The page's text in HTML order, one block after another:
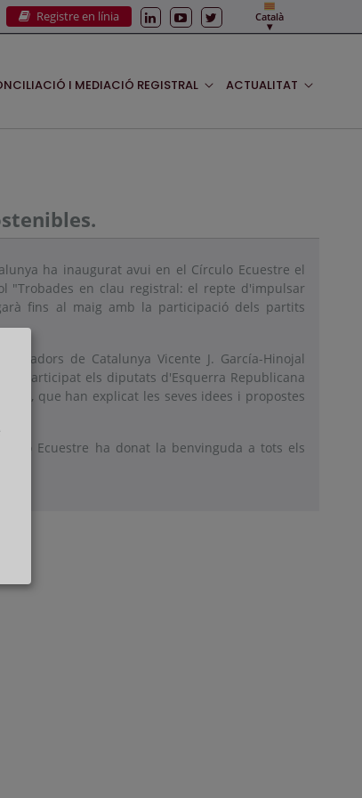
Registre en línia Català
I MEDIACIÓ REGISTRAL ACTUALITAT
ha inaugurat avui en el Círculo Ecuestre el
"Trobades en clau registral: el repte d'impulsar
fins al maig amb la participació dels partits
de Catalunya Vicente J. García-Hinojal
participat els diputats d'Esquerra Republicana
que han explicat les seves idees i propostes
Ecuestre ha donat la benvinguda a tots els